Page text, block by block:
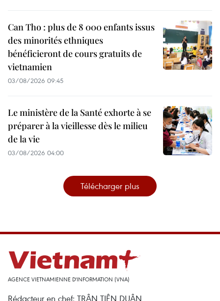
Can Tho : plus de 8 000 enfants issus
des minorités ethniques
bénéficieront de cours gratuits de
vietnamien
03/08/2026 09:45
Le ministère de la Santé exhorte à se
préparer à la vieillesse dès le milieu
de la vie
03/08/2026 04:00
Télécharger plus
AGENCE VIETNAMIENNE D'INFORMATION (VNA)
Rédacteur en chef: TRÂN TIÊN DUÂN